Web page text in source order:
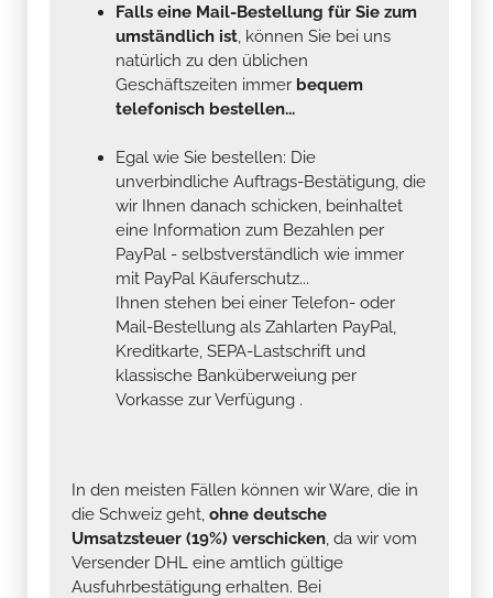
Falls eine Mail-Bestellung für Sie zum
umständlich ist, können Sie bei uns
natürlich zu den üblichen
Geschäftszeiten immer bequem
telefonisch bestellen...
Egal wie Sie bestellen: Die
unverbindliche Auftrags-Bestätigung, die
wir Ihnen danach schicken, beinhaltet
eine Information zum Bezahlen per
PayPal - selbstverständlich wie immer
mit PayPal Käuferschutz...
Ihnen stehen bei einer Telefon- oder
Mail-Bestellung als Zahlarten PayPal,
Kreditkarte, SEPA-Lastschrift und
klassische Banküberweiung per
Vorkasse zur Verfügung .
In den meisten Fällen können wir Ware, die in
die Schweiz geht, ohne deutsche
Umsatzsteuer (19%) verschicken, da wir vom
Versender DHL eine amtlich gültige
Ausfuhrbestätigung erhalten. Bei